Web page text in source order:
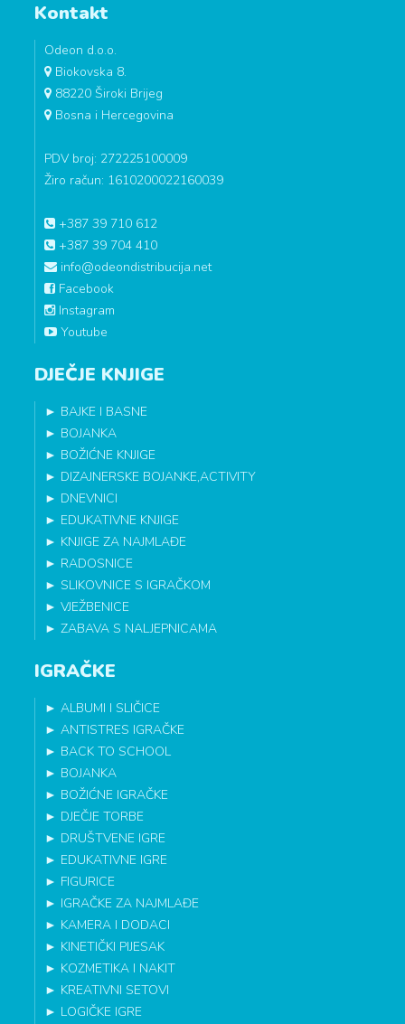
Kontakt
Odeon d.o.o.
Biokovska 8.
88220 Široki Brijeg
Bosna i Hercegovina
PDV broj: 272225100009
Žiro račun: 1610200022160039
+387 39 710 612
+387 39 704 410
info@odeondistribucija.net
Facebook
Instagram
Youtube
DJEČJE KNJIGE
► BAJKE I BASNE
► BOJANKA
► BOŽIĆNE KNJIGE
► DIZAJNERSKE BOJANKE,ACTIVITY
► DNEVNICI
► EDUKATIVNE KNJIGE
► KNJIGE ZA NAJMLAĐE
► RADOSNICE
►SLIKOVNICE S IGRAČKOM
►VJEŽBENICE
►ZABAVA S NALJEPNICAMA
IGRAČKE
►ALBUMI I SLIČICE
►ANTISTRES IGRAČKE
► BACK TO SCHOOL
► BOJANKA
► BOŽIĆNE IGRAČKE
► DJEČJE TORBE
► DRUŠTVENE IGRE
► EDUKATIVNE IGRE
► FIGURICE
► IGRAČKE ZA NAJMLAĐE
► KAMERA I DODACI
► KINETIČKI PIJESAK
► KOZMETIKA I NAKIT
► KREATIVNI SETOVI
► LOGIČKE IGRE